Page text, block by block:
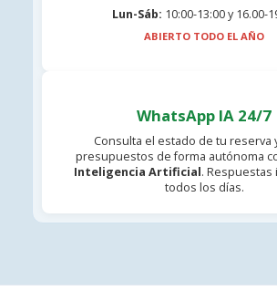
Lun-Sáb: 10:00-13:00 y 16.00-
ABIERTO TODO EL AÑO
WhatsApp IA 24/7
Consulta el estado de tu reserva
presupuestos de forma autónoma
Inteligencia Artificial. Respuestas
todos los días.